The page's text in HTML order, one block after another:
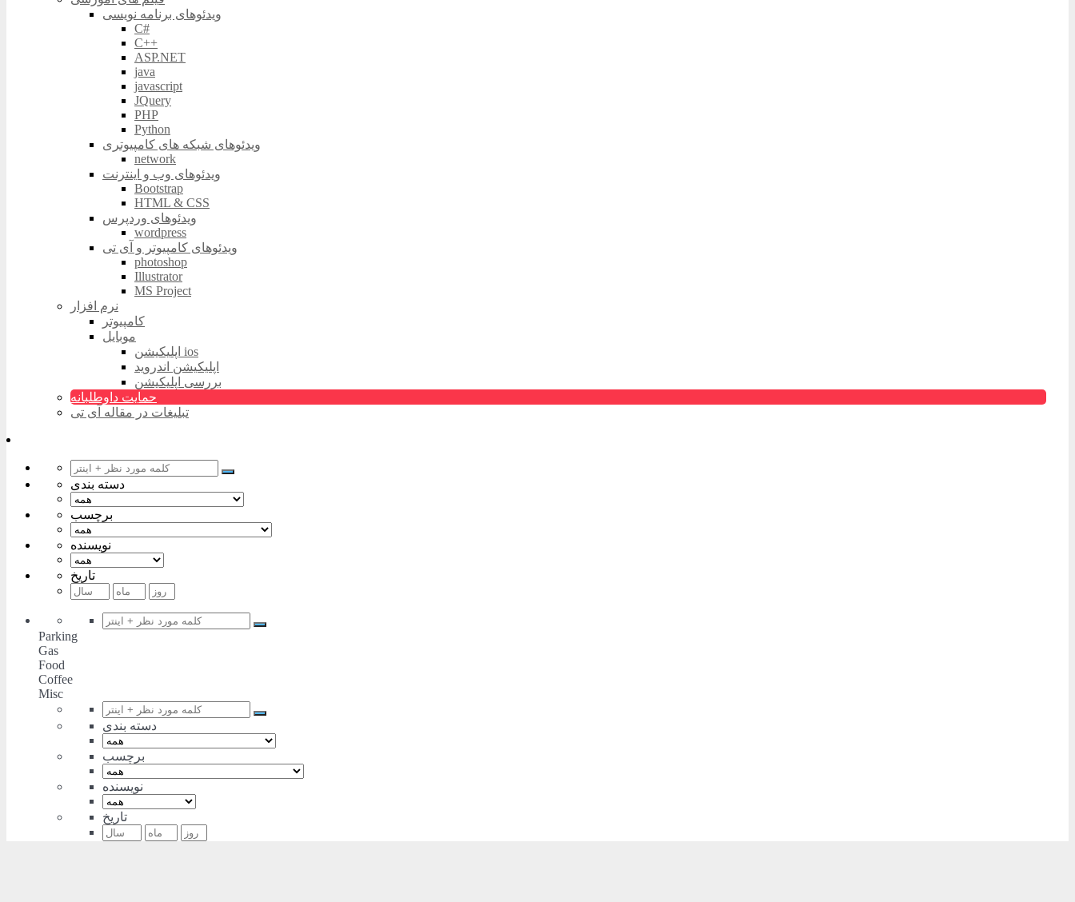
ویدئوهای برنامه نویسی
C#
C++
ASP.NET
java
javascript
JQuery
PHP
Python
ویدئوهای شبکه های کامپیوتری
network
ویدئوهای وب و اینترنت
Bootstrap
HTML & CSS
ویدئوهای وردپرس
wordpress
ویدئوهای کامپیوتر و آی تی
photoshop
Illustrator
MS Project
نرم افزار
کامپیوتر
موبایل
اپلیکیشن ios
اپلیکیشن اندروید
بررسی اپلیکیشن
حمایت داوطلبانه
تبلیغات در مقاله آی تی
دسته بندی
برچسب
نویسنده
تاریخ
Parking
Gas
Food
Coffee
Misc
دسته بندی
برچسب
نویسنده
تاریخ